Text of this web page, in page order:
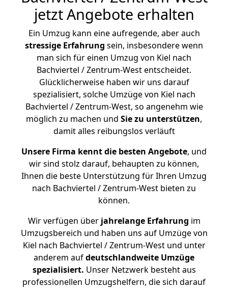
jetzt Angebote erhalten
Ein Umzug kann eine aufregende, aber auch
stressige Erfahrung sein, insbesondere wenn
man sich für einen Umzug von Kiel nach
Bachviertel / Zentrum-West entscheidet.
Glücklicherweise haben wir uns darauf
spezialisiert, solche Umzüge von Kiel nach
Bachviertel / Zentrum-West, so angenehm wie
möglich zu machen und Sie zu unterstützen,
damit alles reibungslos verläuft
Unsere Firma kennt die besten Angebote, und
wir sind stolz darauf, behaupten zu können,
Ihnen die beste Unterstützung für Ihren Umzug
nach Bachviertel / Zentrum-West bieten zu
können.
Wir verfügen überjahrelange Erfahrung im
Umzugsbereich und haben uns auf Umzüge von
Kiel nach Bachviertel / Zentrum-West und unter
anderem aufdeutschlandweite Umzüge
spezialisiert. Unser Netzwerk besteht aus
professionellen Umzugshelfern, die sich darauf